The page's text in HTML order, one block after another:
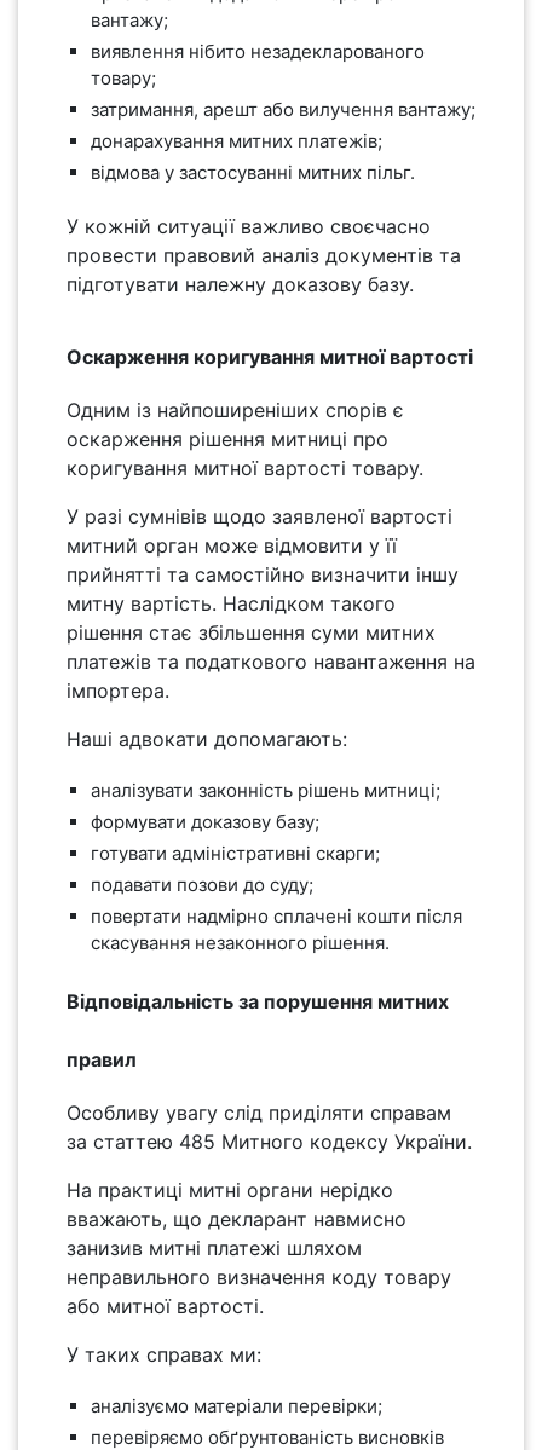
вантажу;
виявлення нібито незадекларованого
товару;
затримання, арешт або вилучення вантажу;
донарахування митних платежів;
відмова у застосуванні митних пільг.
У кожній ситуації важливо своєчасно
провести правовий аналіз документів та
підготувати належну доказову базу.
Оскарження коригування митної вартості
Одним із найпоширеніших спорів є
оскарження рішення митниці про
коригування митної вартості товару.
У разі сумнівів щодо заявленої вартості
митний орган може відмовити у її
прийнятті та самостійно визначити іншу
митну вартість. Наслідком такого
рішення стає збільшення суми митних
платежів та податкового навантаження на
імпортера.
Наші адвокати допомагають:
аналізувати законність рішень митниці;
формувати доказову базу;
готувати адміністративні скарги;
подавати позови до суду;
повертати надмірно сплачені кошти після
скасування незаконного рішення.
Відповідальність за порушення митних
правил
Особливу увагу слід приділяти справам
за статтею 485 Митного кодексу України.
На практиці митні органи нерідко
вважають, що декларант навмисно
занизив митні платежі шляхом
неправильного визначення коду товару
або митної вартості.
У таких справах ми:
аналізуємо матеріали перевірки;
перевіряємо обґрунтованість висновків